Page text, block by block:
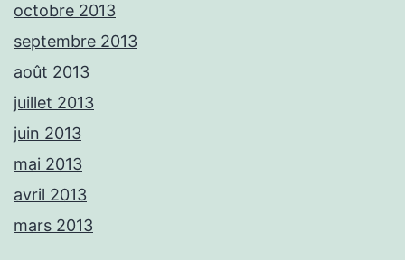
octobre 2013
septembre 2013
août 2013
juillet 2013
juin 2013
mai 2013
avril 2013
mars 2013